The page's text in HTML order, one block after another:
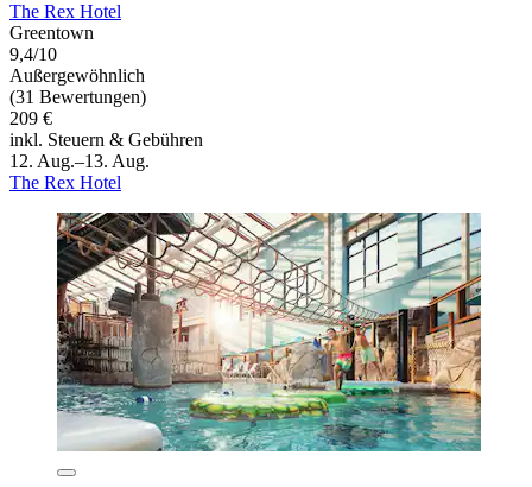
The Rex Hotel
Greentown
9,4/10
Außergewöhnlich
(31 Bewertungen)
209 €
inkl. Steuern & Gebühren
12. Aug.–13. Aug.
The Rex Hotel